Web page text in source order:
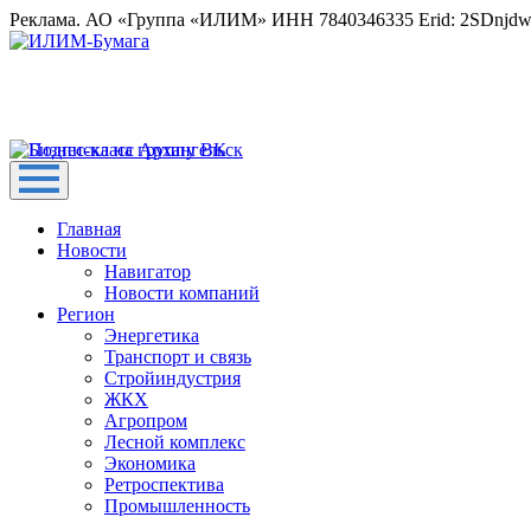
Реклама. АО «Группа «ИЛИМ» ИНН 7840346335 Erid:
Главная
Новости
Навигатор
Новости компаний
Регион
Энергетика
Транспорт и связь
Стройиндустрия
ЖКХ
Агропром
Лесной комплекс
Экономика
Ретроспектива
Промышленность